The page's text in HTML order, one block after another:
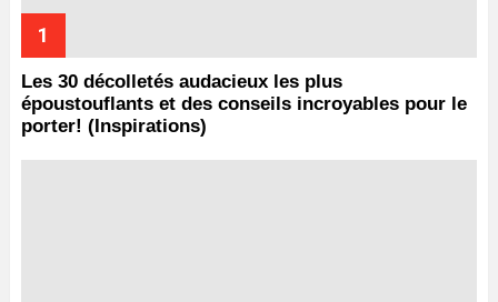
Les 30 décolletés audacieux les plus
époustouflants et des conseils incroyables pour le
porter! (Inspirations)